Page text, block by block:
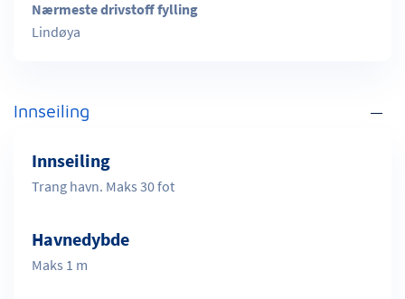
Nærmeste drivstoff fylling
Lindøya
Innseiling
Innseiling
Trang havn. Maks 30 fot
Havnedybde
Maks 1 m